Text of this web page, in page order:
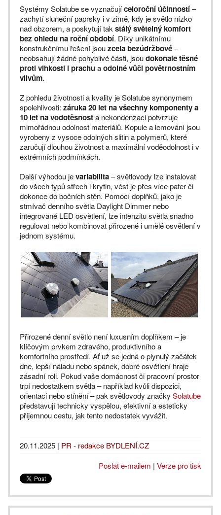
Systémy Solatube se vyznačujíceloroční účinností–
zachytí sluneční paprsky i v zimě, kdy je světlo nízko
nad obzorem, a poskytují takstálý světelný komfort
bez ohledu na roční období. Díky unikátnímu
konstrukčnímu řešení jsouzcela bezúdržbové–
neobsahují žádné pohyblivé části, jsoudokonale těsné
proti vlhkosti i prachuaodolné vůči povětrnostním
vlivům.
Z pohledu životnosti a kvality je Solatube synonymem
spolehlivosti: záruka 20 let na všechny komponenty a
10 let na vodotěsnosta nekondenzaci potvrzuje
mimořádnou odolnost materiálů. Kopule a lemování jsou
vyrobeny z vysoce odolných slitin a polymerů, které
zaručují dlouhou životnost a maximální voděodolnost i v
extrémních podmínkách.
Další výhodou jevariabilita– světlovody lze instalovat
do všech typů střech i krytin, vést je přes více pater či
dokonce do bočních stěn. Pomocí doplňků, jako je
stmívač denního světla Daylight Dimmer nebo
integrované LED osvětlení, lze intenzitu světla snadno
regulovat nebo kombinovat přirozené i umělé osvětlení v
jednom systému.
Přirozené denní světlo není luxusním doplňkem – je
klíčovým prvkem zdravého, produktivního a
komfortního prostředí. Ať už se jedná o plynulý začátek
dne, lepší náladu nebo spánek, dobré osvětlení hraje
zásadní roli. Pokud vaše domácnost či pracovní prostor
trpí nedostatkem světla – například kvůli dispozici,
orientaci nebo stínění – pak světlovody značky Solatube
představují technicky vyspělou, efektivní a esteticky
příjemnou cestu, jak tento nedostatek vyvážit.
20.11.2025 | PR - redakce BYDLENÍ.CZ
Poslat e-mailem | Verze pro tisk